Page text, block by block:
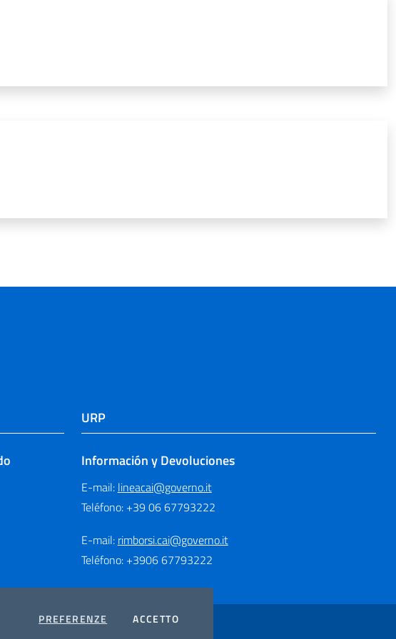
PREFERENZE COOKIESACCETTOI COOKIES
URP
Información y Devoluciones
E-mail: lineacai@governo.it
Teléfono: +39 06 67793222
E-mail: rimborsi.cai@governo.it
Teléfono: +3906 67793222